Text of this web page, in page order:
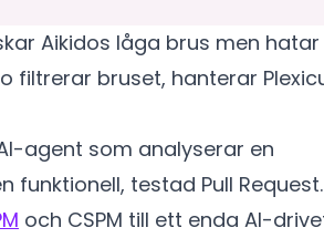
Aikidos låga brus men hatar
filtrerar bruset, hanterar
agent som analyserar en
funktionell, testad Pull Request.
och CSPM till ett enda AI-